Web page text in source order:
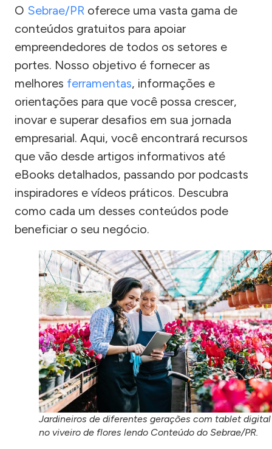
O Sebrae/PR oferece uma vasta gama de
conteúdos gratuitos para apoiar
empreendedores de todos os setores e
portes. Nosso objetivo é fornecer as
melhores ferramentas, informações e
orientações para que você possa crescer,
inovar e superar desafios em sua jornada
empresarial. Aqui, você encontrará recursos
que vão desde artigos informativos até
eBooks detalhados, passando por podcasts
inspiradores e vídeos práticos. Descubra
como cada um desses conteúdos pode
beneficiar o seu negócio.
Jardineiros de diferentes gerações com tablet digital
no viveiro de flores lendo Conteúdo do Sebrae/PR.